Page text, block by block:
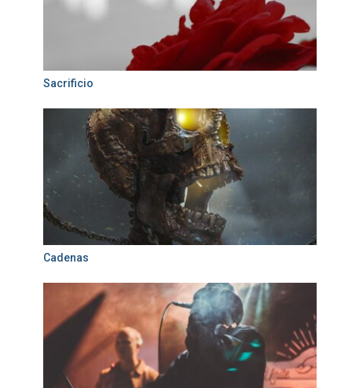
Sacrificio
Cadenas